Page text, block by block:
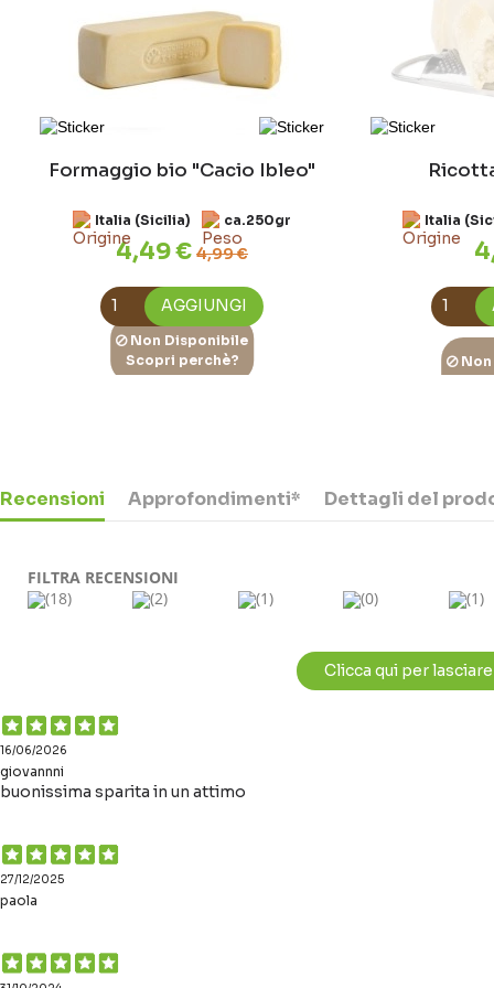
Formaggio bio "Cacio Ibleo"
Italia (Sicilia) ca.250gr
4,49 € 4,99 €
AGGIUNGI
Italia
Non Disponibile
Scopri perchè?
7,99 €
Non
Non Disponibile
Scopri perchè?
4,00 €
Non
Recensioni Approfondimenti* Dettagli del
FILTRA RECENSIONI
(18)
(2) (1) (0) (1)
Clicca qui per
16/06/2026
giovannni
buonissima sparita in un attimo
27/12/2025
paola